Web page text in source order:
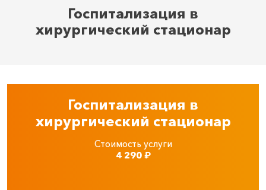
Госпитализация в
хирургический стационар
Госпитализация в
хирургический стационар
Стоимость услуги
4 290₽